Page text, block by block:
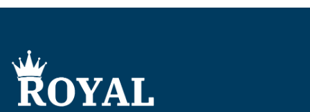
1.500.000 ₫.